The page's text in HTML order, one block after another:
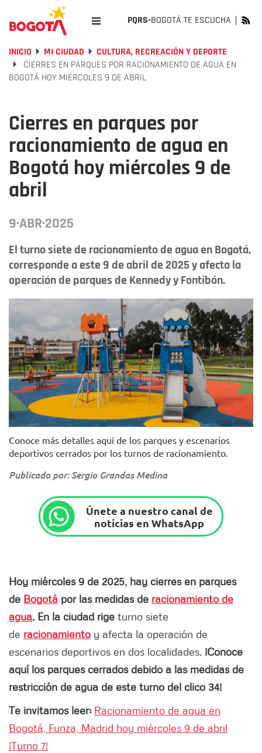
PQRS-BOGOTÁ TE ESCUCHA
INICIO MI CIUDAD
CULTURA, RECREACIÓN Y DEPORTE
CIERRES EN PARQUES POR RACIONAMIENTO DE AGUA EN
BOGOTÁ HOY MIÉRCOLES 9 DE ABRIL
Cierres en parques por
racionamiento de agua en
Bogotá hoy miércoles 9 de
abril
9·ABR·2025
El turno siete de racionamiento de agua en Bogotá,
corresponde a este 9 de abril de 2025 y afecta la
operación de parques de Kennedy y Fontibón.
Foto: IDRD.
Conoce más detalles aquí de los parques y escenarios
deportivos cerrados por los turnos de racionamiento.
Publicado por: Sergio Grandas Medina
Únete a nuestro canal de
noticias en WhatsApp
Hoy miércoles 9 de 2025, hay cierres en parques
de Bogotá por las medidas de racionamiento de
agua. En la ciudad rige turno siete
de racionamiento y afecta la operación de
escenarios deportivos en dos localidades. ¡Conoce
aquí los parques cerrados debido a las medidas de
restricción de agua de este turno del clico 34!
Te invitamos leer: Racionamiento de agua en
Bogotá, Funza, Madrid hoy miércoles 9 de abril
¡Turno 7!